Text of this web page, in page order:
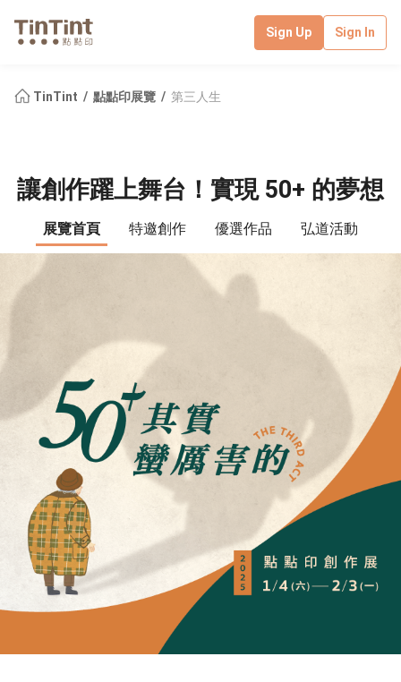
Sign Up Sign In
TinTint 點點印展覽 第三人生
讓創作躍上舞台！實現 50+ 的夢想
展覽首頁 特邀創作 優選作品 弘道活動